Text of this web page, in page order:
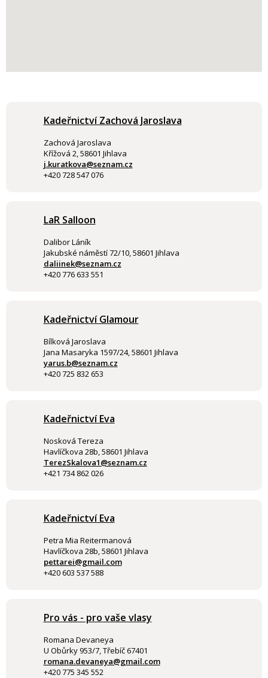
Kadeřnictví Zachová Jaroslava
Zachová Jaroslava
Křížová 2, 58601 Jihlava
j.kuratkova@seznam.cz
+420 728 547 076
LaR Salloon
Dalibor Láník
Jakubské náměstí 72/10, 58601 Jihlava
daliinek@seznam.cz
+420 776 633 551
Kadeřnictví Glamour
Bílková Jaroslava
Jana Masaryka 1597/24, 58601 Jihlava
yarus.b@seznam.cz
+420 725 832 653
Kadeřnictví Eva
Nosková Tereza
Havlíčkova 28b, 58601 Jihlava
TerezSkalova1@seznam.cz
+421 734 862 026
Kadeřnictví Eva
Petra Mia Reitermanová
Havlíčkova 28b, 58601 Jihlava
pettarei@gmail.com
+420 603 537 588
Pro vás - pro vaše vlasy
Romana Devaneya
U Obůrky 953/7, Třebíč 67401
romana.devaneya@gmail.com
+420 775 345 552